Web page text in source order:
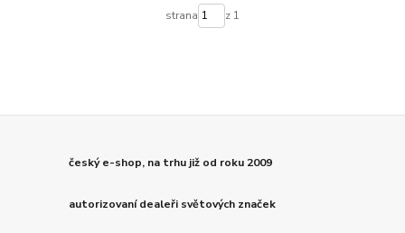
strana z 1
český e-shop, na trhu již od roku 2009
autorizovaní dealeři světových značek